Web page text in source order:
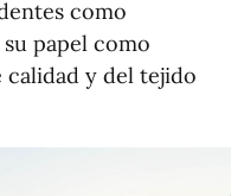
como
papel como
y del tejido